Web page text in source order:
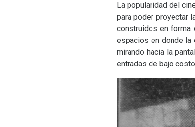
La popularidad del
para poder proyectar
construidos en forma
espacios en donde la
mirando hacia la
entradas de bajo